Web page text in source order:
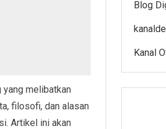
yang melibatkan
filosofi, dan alasan
Artikel ini akan
Blog
Kanal